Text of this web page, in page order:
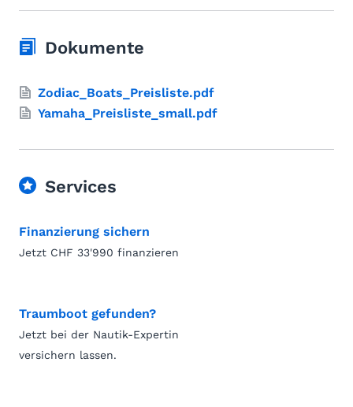
Dokumente
Zodiac_Boats_Preisliste.pdf
Yamaha_Preisliste_small.pdf
Services
Finanzierung sichern
Jetzt CHF 33'990 finanzieren
Traumboot gefunden?
Jetzt bei der Nautik-Expertin
versichern lassen.